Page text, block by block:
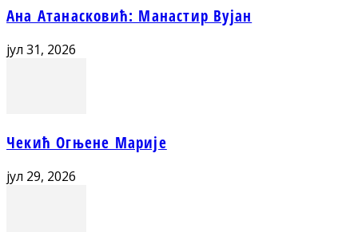
Ана Атанасковић: Манастир Вујан
јул 31, 2026
Чекић Огњене Марије
јул 29, 2026